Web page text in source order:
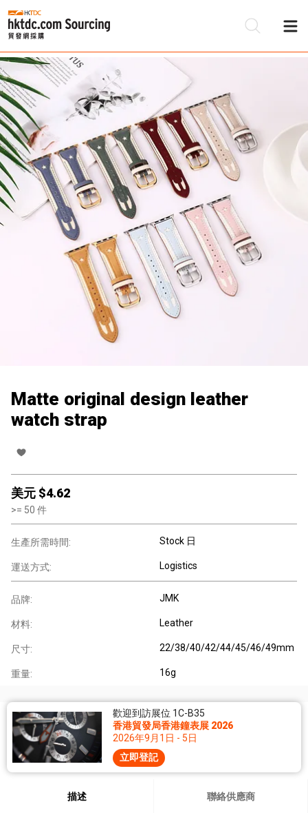
Matte original design leather
watch strap
美元 $4.62
>= 50 件
生產所需時間: Stock 日
運送方式: Logistics
品牌: JMK
材料: Leather
尺寸: 22/38/40/42/44/45/46/49mm
重量: 16g
歡迎到訪展位 1C-B35
香港貿發局香港鐘表展 2026
2026年9月1日 - 5日
立即登記
描述 聯絡供應商